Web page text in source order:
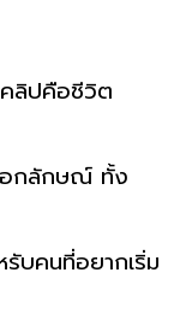
ลิปคือชีวิต
อกลักษณ์ ทั้ง
รับคนที่อยากเริ่ม